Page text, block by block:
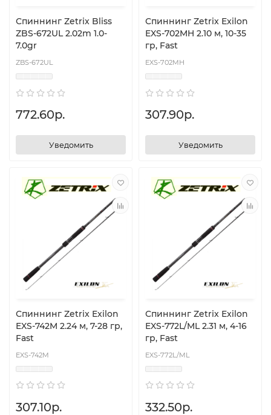
Спиннинг Zetrix Bliss
ZBS-672UL 2.02m 1.0-
7.0gr
ZBS-672UL
772.60р.
Уведомить
Спиннинг Zetrix Exilon
EXS-702MH 2.10 м, 10-35
гр, Fast
EXS-702MH
307.90р.
Уведомить
Спиннинг Zetrix Exilon
EXS-742M 2.24 м, 7-28 гр,
Fast
EXS-742M
307.10р.
Спиннинг Zetrix Exilon
EXS-772L/ML 2.31 м, 4-16
гр, Fast
EXS-772L/ML
332.50р.